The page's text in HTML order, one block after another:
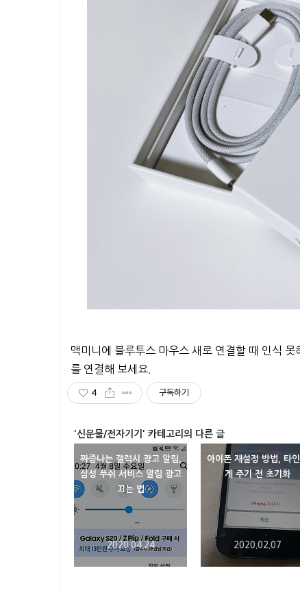
맥미니에 블루투스 마우스 새로 연결할 때 인식
를 연결해 보세요.
4 구독하기
'신문물/전자기기' 카테고리의 다른 글
짜증나는 갤럭시 광고 알림,
삼성 푸쉬 서비스 알림 광고
끄는 법
2020.04.24
아이폰 재설정 방법, 타인
게 주기 전 초기화
2020.02.07